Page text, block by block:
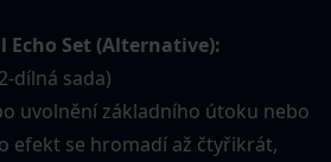
Echo Set (Alternative):
dílná sada)
uvolnění základního útoku nebo
efekt se hromadí až čtyřikrát,